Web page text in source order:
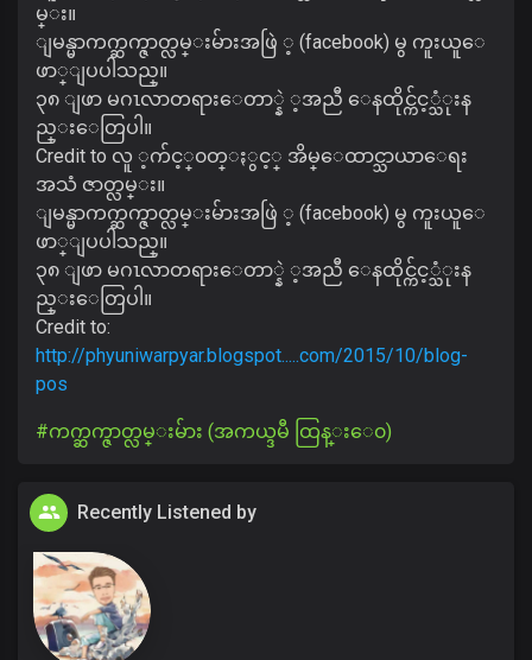
မ္း။
ျမန္မာကက္ဆက္ဇာတ္လမ္းမ်ားအဖြဲ ့ (facebook) မွ ကူးယူေ
ဖာ္ျပပါသည္။
၃၈ ျဖာ မဂၤလာတရားေတာ္နဲ ့အညီ ေနထိုင္က်င့္သံုးန
ည္းေတြပါ။
Credit to လူ ့က်င့္၀တ္ႏွင့္ အိမ္ေထာင္သာယာေရး
အသံ ဇာတ္လမ္း။
ျမန္မာကက္ဆက္ဇာတ္လမ္းမ်ားအဖြဲ ့ (facebook) မွ ကူးယူေ
ဖာ္ျပပါသည္။
၃၈ ျဖာ မဂၤလာတရားေတာ္နဲ ့အညီ ေနထိုင္က်င့္သံုးန
ည္းေတြပါ။
Credit to:
http://phyuniwarpyar.blogspot.....com/2015/10/blog-
pos
#ကက္ဆက္ဇာတ္လမ္းမ်ား (အကယ္ဒမီ ထြန္းေ၀)
Recently Listened by